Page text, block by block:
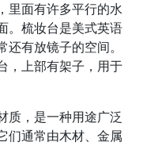
里面有许多平行的水
。梳妆台是美式英语
有放镜子的空间。
，上部有架子，用于
质，是一种用途广泛
们通常由木材、金属